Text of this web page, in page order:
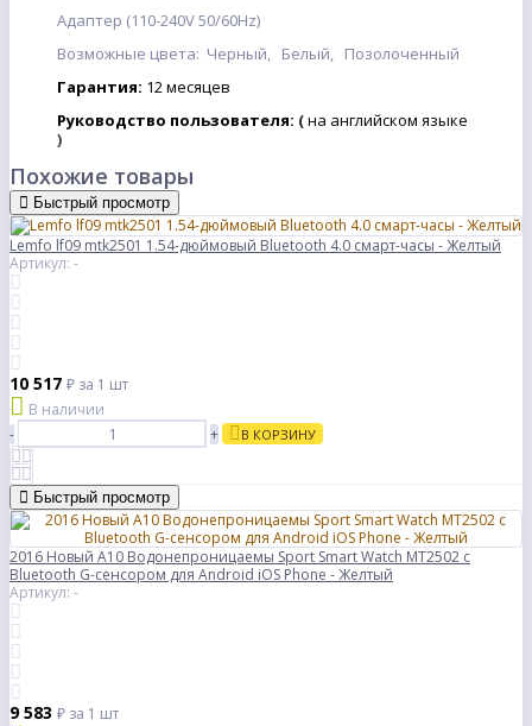
Адаптер (110-240V 50/60Hz)
Возможные цвета: Черный, Белый, Позолоченный
Гарантия: 12месяцев
Руководство пользователя: (на английском языке
)
Похожие товары
Быстрый просмотр
Lemfo lf09 mtk2501 1.54-дюймовый Bluetooth 4.0 смарт-часы - Желтый
Артикул: -
10 517 ₽ за 1 шт
В наличии
-
+ В КОРЗИНУ
Быстрый просмотр
2016 Новый A10 Водонепроницаемы Sport Smart Watch MT2502 с
Bluetooth G-сенсором для Android iOS Phone - Желтый
Артикул: -
9 583 ₽ за 1 шт